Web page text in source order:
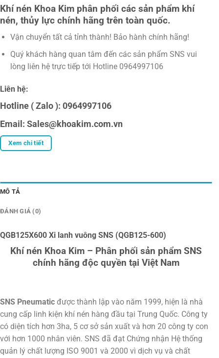
Khí nén Khoa Kim phân phối các sản phẩm khí
nén, thủy lực chính hãng trên toàn quốc.
Vận chuyển tất cả tỉnh thành! Bảo hành chính hãng!
Quý khách hàng quan tâm đến các sản phẩm SNS vui
lòng liên hệ trực tiếp tới Hotline 0964997106
Liên hệ:
Hotline ( Zalo ): 0964997106
Email: Sales@khoakim.com.vn
Xem chi tiết
MÔ TẢ
ĐÁNH GIÁ (0)
QGB125X600 Xi lanh vuông SNS (QGB125-600)
Khí nén Khoa Kim – Phân phối sản phẩm SNS
chính hãng độc quyền tại Việt Nam
SNS Pneumatic được thành lập vào năm 1999, hiện là nhà
cung cấp linh kiện khí nén hàng đầu tại Trung Quốc. Công ty
có diện tích hơn 3ha, 5 cơ sở sản xuất và hơn 20 công ty con
với hơn 1000 nhân viên. SNS đã đạt Chứng nhận Hệ thống
quản lý chất lượng ISO 9001 và 2000 vì dịch vụ và chất